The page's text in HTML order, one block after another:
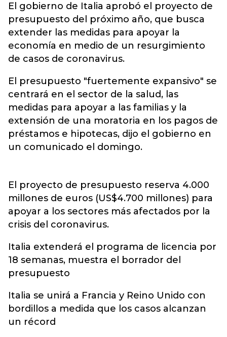
El gobierno de Italia aprobó el proyecto de
presupuesto del próximo año, que busca
extender las medidas para apoyar la
economía en medio de un resurgimiento
de casos de coronavirus.
El presupuesto "fuertemente expansivo" se
centrará en el sector de la salud, las
medidas para apoyar a las familias y la
extensión de una moratoria en los pagos de
préstamos e hipotecas, dijo el gobierno en
un comunicado el domingo.
El proyecto de presupuesto reserva 4.000
millones de euros (US$4.700 millones) para
apoyar a los sectores más afectados por la
crisis del coronavirus.
Italia extenderá el programa de licencia por
18 semanas, muestra el borrador del
presupuesto
Italia se unirá a Francia y Reino Unido con
bordillos a medida que los casos alcanzan
un récord